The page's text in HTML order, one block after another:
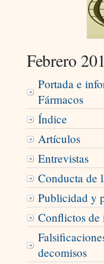
Febrero
Portada e
Fármacos
Índice
Artículos
Entrevistas
Conducta de
Publicidad y
Conflictos de
decomisos